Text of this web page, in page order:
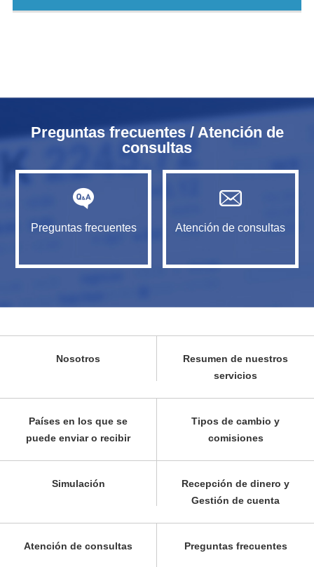
Preguntas frecuentes / Atención de
consultas
Preguntas frecuentes Atención de consultas
Nosotros
Resumen de nuestros
servicios
Países en los que se
puede enviar o recibir
Tipos de cambio y
comisiones
Simulación
Recepción de dinero y
Gestión de cuenta
Atención de consultas Preguntas frecuentes